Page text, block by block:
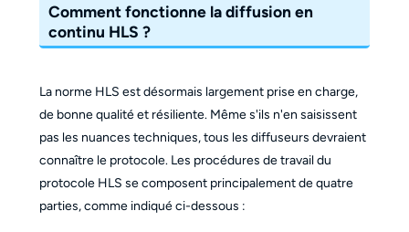
Comment fonctionne la diffusion en
continu HLS ?
La norme HLS est désormais largement prise en charge,
de bonne qualité et résiliente. Même s'ils n'en saisissent
pas les nuances techniques, tous les diffuseurs devraient
connaître le protocole. Les procédures de travail du
protocole HLS se composent principalement de quatre
parties, comme indiqué ci-dessous :